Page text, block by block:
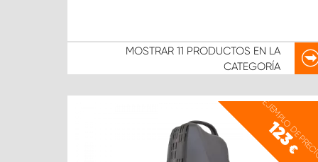
MOSTRAR 11 PRODUCTOS EN LA
CATEGORÍA
EJEMPLO DE PRECIO
123
€